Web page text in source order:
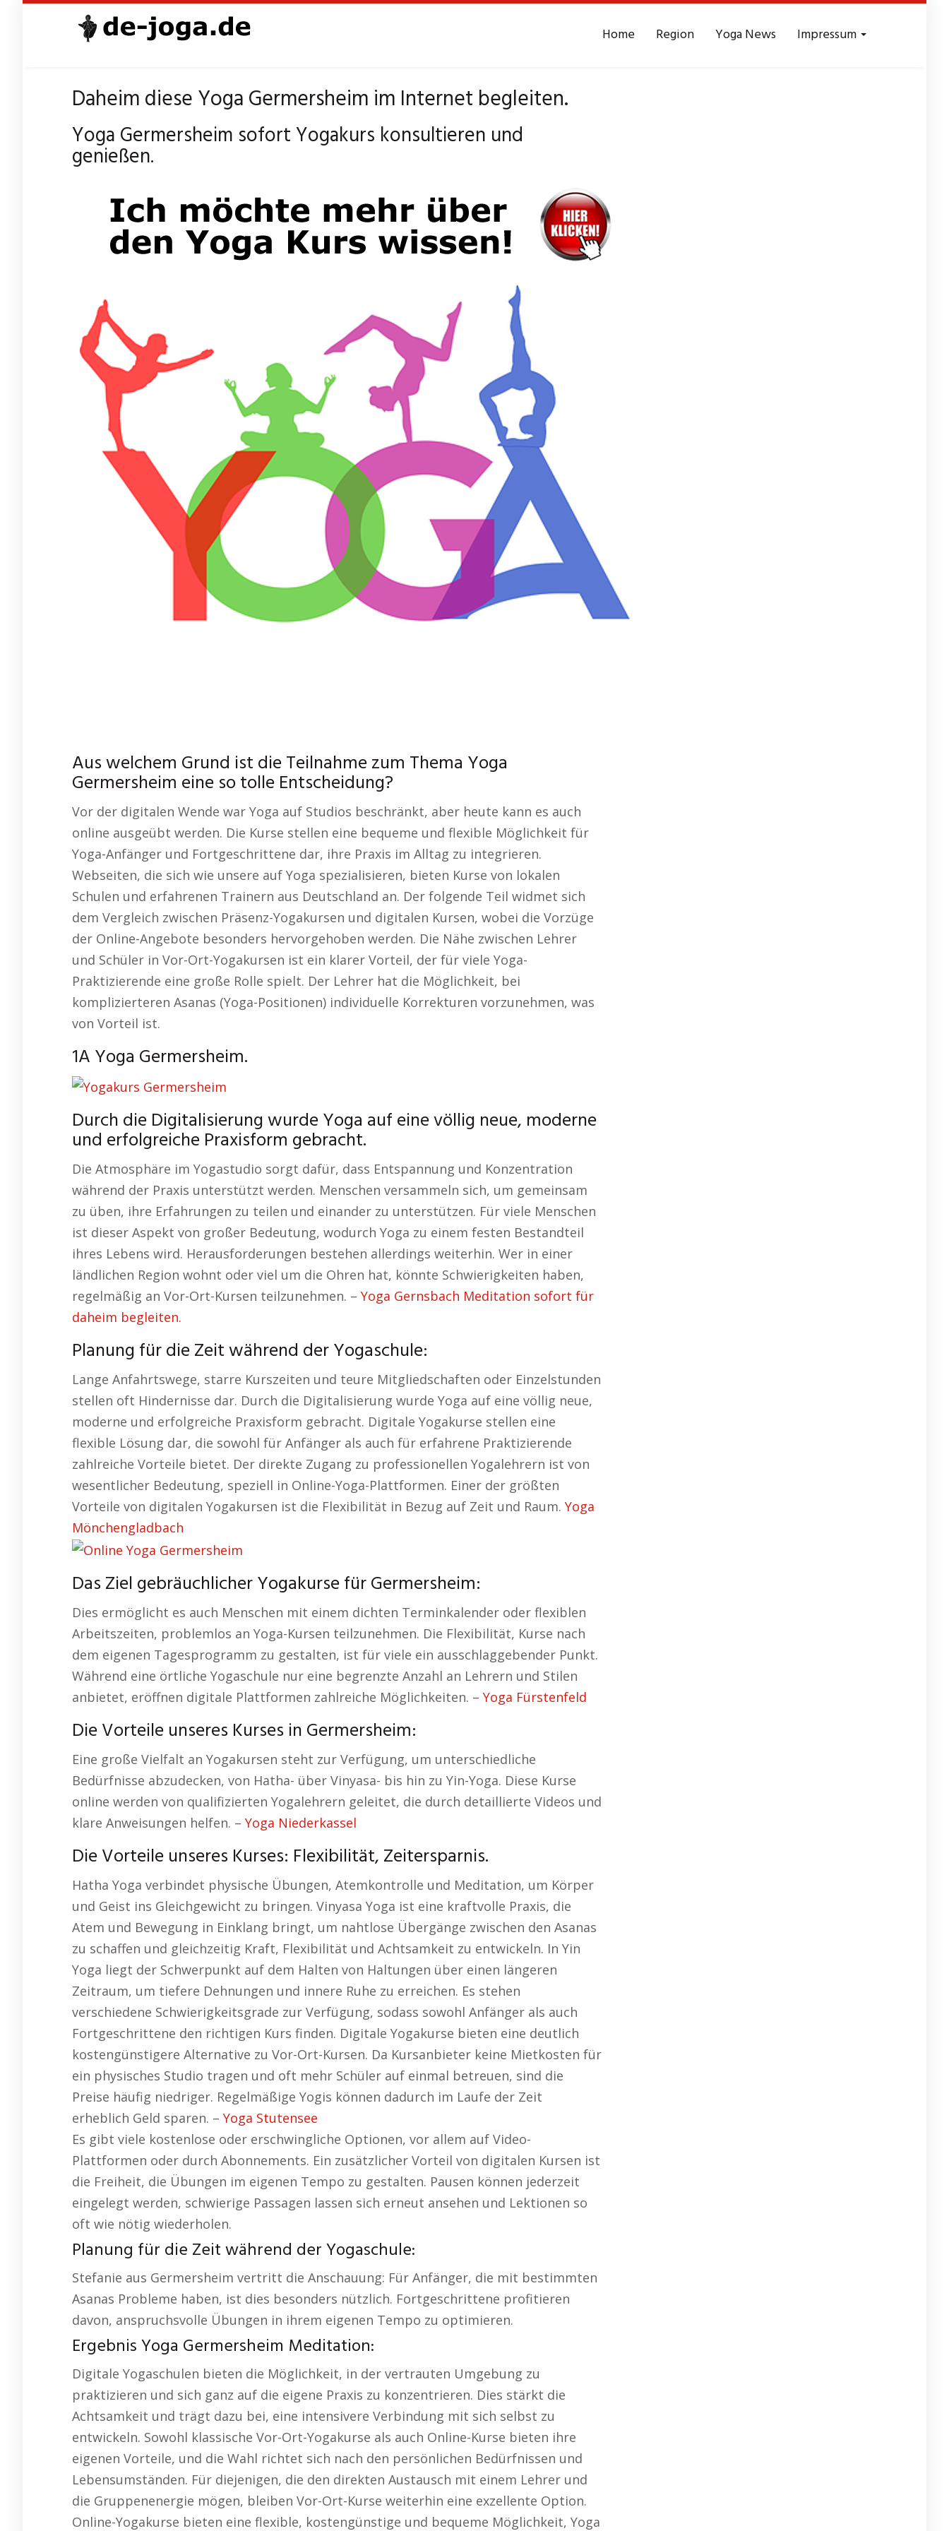
Home Region Yoga News Impressum
Daheim diese Yoga Germersheim im Internet begleiten.
Yoga Germersheim sofort Yogakurs konsultieren und
genießen.
Aus welchem Grund ist die Teilnahme zum Thema Yoga
Germersheim eine so tolle Entscheidung?
Vor der digitalen Wende war Yoga auf Studios beschränkt, aber heute kann es auch
online ausgeübt werden. Die Kurse stellen eine bequeme und flexible Möglichkeit für
Yoga-Anfänger und Fortgeschrittene dar, ihre Praxis im Alltag zu integrieren.
Webseiten, die sich wie unsere auf Yoga spezialisieren, bieten Kurse von lokalen
Schulen und erfahrenen Trainern aus Deutschland an. Der folgende Teil widmet sich
dem Vergleich zwischen Präsenz-Yogakursen und digitalen Kursen, wobei die Vorzüge
der Online-Angebote besonders hervorgehoben werden. Die Nähe zwischen Lehrer
und Schüler in Vor-Ort-Yogakursen ist ein klarer Vorteil, der für viele Yoga-
Praktizierende eine große Rolle spielt. Der Lehrer hat die Möglichkeit, bei
komplizierteren Asanas (Yoga-Positionen) individuelle Korrekturen vorzunehmen, was
von Vorteil ist.
1A Yoga Germersheim.
Durch die Digitalisierung wurde Yoga auf eine völlig neue, moderne
und erfolgreiche Praxisform gebracht.
Die Atmosphäre im Yogastudio sorgt dafür, dass Entspannung und Konzentration
während der Praxis unterstützt werden. Menschen versammeln sich, um gemeinsam
zu üben, ihre Erfahrungen zu teilen und einander zu unterstützen. Für viele Menschen
ist dieser Aspekt von großer Bedeutung, wodurch Yoga zu einem festen Bestandteil
ihres Lebens wird. Herausforderungen bestehen allerdings weiterhin. Wer in einer
ländlichen Region wohnt oder viel um die Ohren hat, könnte Schwierigkeiten haben,
regelmäßig an Vor-Ort-Kursen teilzunehmen. – Yoga Gernsbach Meditation sofort für
daheim begleiten.
Planung für die Zeit während der Yogaschule:
Lange Anfahrtswege, starre Kurszeiten und teure Mitgliedschaften oder Einzelstunden
stellen oft Hindernisse dar. Durch die Digitalisierung wurde Yoga auf eine völlig neue,
moderne und erfolgreiche Praxisform gebracht. Digitale Yogakurse stellen eine
flexible Lösung dar, die sowohl für Anfänger als auch für erfahrene Praktizierende
zahlreiche Vorteile bietet. Der direkte Zugang zu professionellen Yogalehrern ist von
wesentlicher Bedeutung, speziell in Online-Yoga-Plattformen. Einer der größten
Vorteile von digitalen Yogakursen ist die Flexibilität in Bezug auf Zeit und Raum. Yoga
Mönchengladbach
Das Ziel gebräuchlicher Yogakurse für Germersheim:
Dies ermöglicht es auch Menschen mit einem dichten Terminkalender oder flexiblen
Arbeitszeiten, problemlos an Yoga-Kursen teilzunehmen. Die Flexibilität, Kurse nach
dem eigenen Tagesprogramm zu gestalten, ist für viele ein ausschlaggebender Punkt.
Während eine örtliche Yogaschule nur eine begrenzte Anzahl an Lehrern und Stilen
anbietet, eröffnen digitale Plattformen zahlreiche Möglichkeiten. – Yoga Fürstenfeld
Die Vorteile unseres Kurses in Germersheim:
Eine große Vielfalt an Yogakursen steht zur Verfügung, um unterschiedliche
Bedürfnisse abzudecken, von Hatha- über Vinyasa- bis hin zu Yin-Yoga. Diese Kurse
online werden von qualifizierten Yogalehrern geleitet, die durch detaillierte Videos und
klare Anweisungen helfen. – Yoga Niederkassel
Die Vorteile unseres Kurses: Flexibilität, Zeitersparnis.
Hatha Yoga verbindet physische Übungen, Atemkontrolle und Meditation, um Körper
und Geist ins Gleichgewicht zu bringen. Vinyasa Yoga ist eine kraftvolle Praxis, die
Atem und Bewegung in Einklang bringt, um nahtlose Übergänge zwischen den Asanas
zu schaffen und gleichzeitig Kraft, Flexibilität und Achtsamkeit zu entwickeln. In Yin
Yoga liegt der Schwerpunkt auf dem Halten von Haltungen über einen längeren
Zeitraum, um tiefere Dehnungen und innere Ruhe zu erreichen. Es stehen
verschiedene Schwierigkeitsgrade zur Verfügung, sodass sowohl Anfänger als auch
Fortgeschrittene den richtigen Kurs finden. Digitale Yogakurse bieten eine deutlich
kostengünstigere Alternative zu Vor-Ort-Kursen. Da Kursanbieter keine Mietkosten für
ein physisches Studio tragen und oft mehr Schüler auf einmal betreuen, sind die
Preise häufig niedriger. Regelmäßige Yogis können dadurch im Laufe der Zeit
erheblich Geld sparen. – Yoga Stutensee
Es gibt viele kostenlose oder erschwingliche Optionen, vor allem auf Video-
Plattformen oder durch Abonnements. Ein zusätzlicher Vorteil von digitalen Kursen ist
die Freiheit, die Übungen im eigenen Tempo zu gestalten. Pausen können jederzeit
eingelegt werden, schwierige Passagen lassen sich erneut ansehen und Lektionen so
oft wie nötig wiederholen.
Planung für die Zeit während der Yogaschule:
Stefanie aus Germersheim vertritt die Anschauung: Für Anfänger, die mit bestimmten
Asanas Probleme haben, ist dies besonders nützlich. Fortgeschrittene profitieren
davon, anspruchsvolle Übungen in ihrem eigenen Tempo zu optimieren.
Ergebnis Yoga Germersheim Meditation:
Digitale Yogaschulen bieten die Möglichkeit, in der vertrauten Umgebung zu
praktizieren und sich ganz auf die eigene Praxis zu konzentrieren. Dies stärkt die
Achtsamkeit und trägt dazu bei, eine intensivere Verbindung mit sich selbst zu
entwickeln. Sowohl klassische Vor-Ort-Yogakurse als auch Online-Kurse bieten ihre
eigenen Vorteile, und die Wahl richtet sich nach den persönlichen Bedürfnissen und
Lebensumständen. Für diejenigen, die den direkten Austausch mit einem Lehrer und
die Gruppenenergie mögen, bleiben Vor-Ort-Kurse weiterhin eine exzellente Option.
Online-Yogakurse bieten eine flexible, kostengünstige und bequeme Möglichkeit, Yoga